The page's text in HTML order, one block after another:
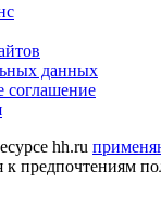
данных
соглашение
hh.ru
к предпочтениям